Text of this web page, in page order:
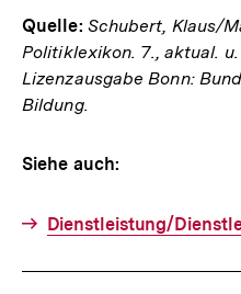
Quelle: Schubert, Klaus/
Politiklexikon. 7., aktual.
Lizenzausgabe Bonn:
Bildung.
Siehe auch:
Dienstleistung/